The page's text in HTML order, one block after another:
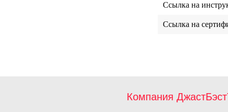
Ссылка на
Ссылка на
Компания